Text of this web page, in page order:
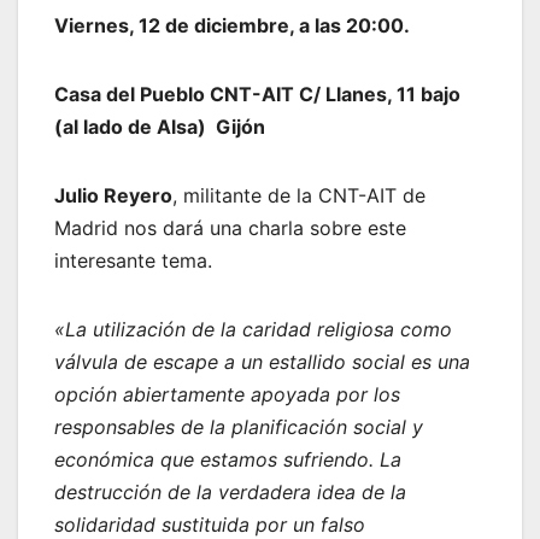
Viernes, 12 de diciembre, a las 20:00.
Casa del Pueblo CNT-AIT C/ Llanes, 11 bajo
(al lado de Alsa) Gijón
Julio Reyero, militante de la CNT-AIT de
Madrid nos dará una charla sobre este
interesante tema.
«La utilización de la caridad religiosa como
válvula de escape a un estallido social es una
opción abiertamente apoyada por los
responsables de la planificación social y
económica que estamos sufriendo. La
destrucción de la verdadera idea de la
solidaridad sustituida por un falso